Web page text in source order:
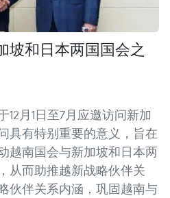
坡和日本两国国会之
月1日至7月应邀访问新加
具有特别重要的意义，旨在
越南国会与新加坡和日本两
从而助推越新战略伙伴关
伙伴关系内涵，巩固越南与